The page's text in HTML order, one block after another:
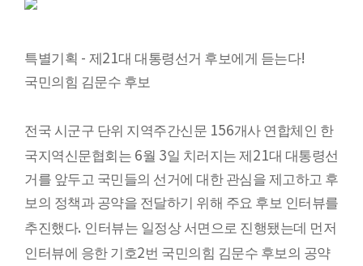
특별기획 - 제21대 대통령선거 후보에게 듣는다!
국민의힘 김문수 후보
전국 시군구 단위 지역주간신문 156개사 연합체인 한
국지역신문협회는 6월 3일 치러지는 제 21대 대통령선
거를 앞두고 국민들의 선거에 대한 관심을 제고하고 후
보의 정책과 공약을 전달하기 위해 주요 후보 인터뷰를
추진했다. 인터뷰는 일정상 서면으로 진행됐는데 먼저
인터뷰에 응한 기호2번 국민의힘 김문수 후보의 공약